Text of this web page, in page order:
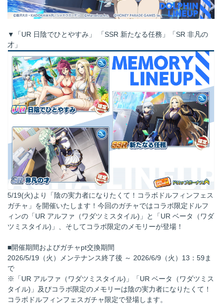
▼「UR 日陰でひとやすみ」 「SSR 新たなる任務」「SR 非凡の
才」
5/19(火)より「陰の実力者になりたくて！コラボドルフィンフェス
ガチャ」を開催いたします！今回のガチャではコラボ限定ドルフ
ィンの「UR アルファ（ワダツミスタイル)」と「UR ベータ（ワダ
ツミスタイル)」、そしてコラボ限定のメモリーが登場！
■開催期間およびガチャpt交換期間
2026/5/19（火）メンテナンス終了後 ～ 2026/6/9（火）13：59ま
で
※「UR アルファ（ワダツミスタイル)」「UR ベータ（ワダツミス
タイル)」及びコラボ限定のメモリーは陰の実力者になりたくて！
コラボドルフィンフェスガチャ限定で登場します。